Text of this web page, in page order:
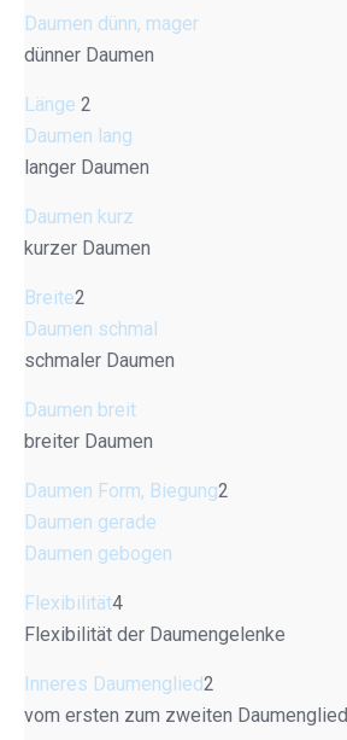
Daumen dünn, mager
dünner Daumen
Länge 2
Daumen lang
langer Daumen
Daumen kurz
kurzer Daumen
Breite2
Daumen schmal
schmaler Daumen
Daumen breit
breiter Daumen
Daumen Form, Biegung2
Daumen gerade
Daumen gebogen
Flexibilität4
Flexibilität der Daumengelenke
Inneres Daumenglied2
vom ersten zum zweiten Daumenglied